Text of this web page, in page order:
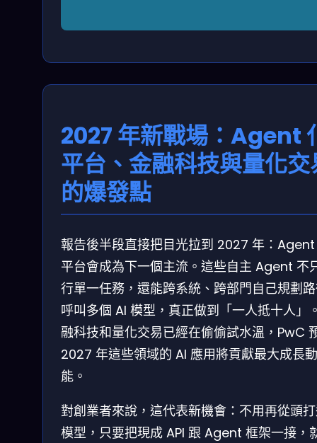
2027 年新戰場：Agent
平台、金融科技與量化交
的爆發點
報告後半段直接把目光拉到 2027 年：
平台會成為下一個主流。這些自主 Agent 不
行單一任務，還能跨系統、跨部門自己規劃
呼叫多個 AI 模型，真正做到「一人抵十人」
融科技和量化交易已經在偷偷試水溫，PwC
2027 年這些領域的 AI 應用將貢獻最大成長動
能。
對創業者來說，這代表新機會：不用再從頭
模型，只要把現成 API 跟 Agent 框架一接，